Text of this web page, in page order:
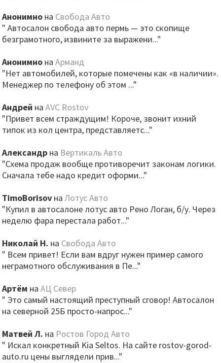
Анонимно на Свобода Авто
" Автосалон свобода авто пермь — это скопище
безграмотного, извините за выражени..."
Анонимно наАрманд
"Нет автомобилей, которые помечены как «в наличии».
Менеджер по телефону об этом ..."
Андрей наAVC Rostov
"Привет всем страждущим! Короче, звонит ихний
типок из кол центра, представляетс..."
Александр на Вертикаль Авто
"Схема продаж вообще противоречит законам логики.
Сначала тебе надо кредит оформи..."
TimoBorisov наЛотус Авто
"Купил в автосалоне лотус авто Рено Логан, б/у. Через
неделю фара перестала работ..."
Николай Н. на Свобода Авто
" Всем привет! Если вам вдруг нужен пример самого
неграмотного обслуживания в Пе..."
Артём наАЦ Север
" Это самый настоящий преступный сговор! Автосалон
на северной 25Б просто-напрос..."
Матвей Л. на Ростов Город Авто
" Искал конкретный Kia Seltos. На сайте rostov-gorod-
auto.ru цены выглядели прив..."